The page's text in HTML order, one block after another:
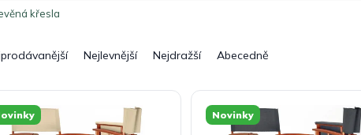
křesla
Nejlevnější Nejdražší Abecedně
Novinky